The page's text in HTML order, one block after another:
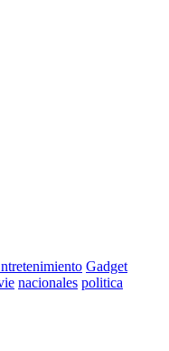
Gadget
nacionales politica